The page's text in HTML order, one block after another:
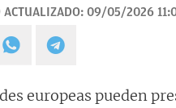
ACTUALIZADO: 09/05/2026
europeas pueden